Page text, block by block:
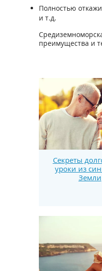
Полностью
и т.д.
преимущества и
Секреты
уроки из
Земли